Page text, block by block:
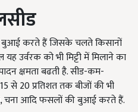
बुआई करते हैं जिसके चलते किसानों
उर्वरक को भी मिट्टी में मिलाने का
क्षमता बढती है. सीड-कम-
से 20 प्रतिशत तक बीजों की भी
आदि फसलों की बुआई करते हैं.